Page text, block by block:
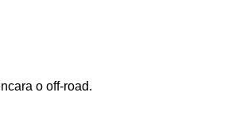
o off-road.